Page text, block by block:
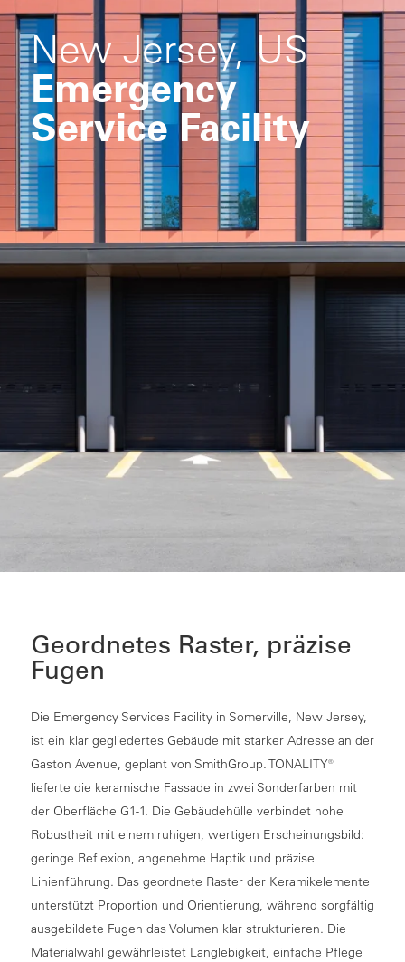
New Jersey, US
Emergency
Service Facility
Geordnetes Raster, präzise
Fugen
Die Emergency Services Facility in Somerville, New Jersey,
ist ein klar gegliedertes Gebäude mit starker Adresse an der
Gaston Avenue, geplant von SmithGroup. TONALITY®
lieferte die keramische Fassade in zwei Sonderfarben mit
der Oberfläche G1-1. Die Gebäudehülle verbindet hohe
Robustheit mit einem ruhigen, wertigen Erscheinungsbild:
geringe Reflexion, angenehme Haptik und präzise
Linienführung. Das geordnete Raster der Keramikelemente
unterstützt Proportion und Orientierung, während sorgfältig
ausgebildete Fugen das Volumen klar strukturieren. Die
Materialwahl gewährleistet Langlebigkeit, einfache Pflege